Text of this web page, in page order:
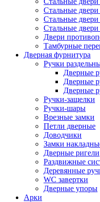
Стальные
Стальные двери
Стальные двери
Двери
Тамбурные
Дверная фурнитура
Ручки
Дверные
Дверные
Дверные
Ручки-защелки
Ручки-шары
Врезные замки
Петли дверные
Доводчики
Замки
Дверные ригели
Раздвижные
Деревянные
WC завертки
Дверные упоры
Арки